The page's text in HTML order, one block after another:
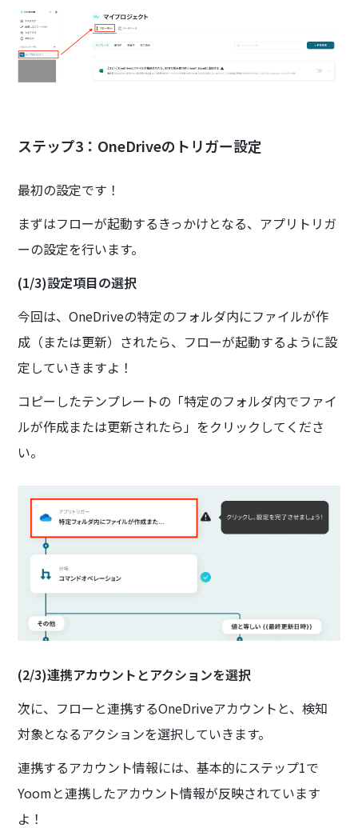
ステップ3：OneDriveのトリガー設定
最初の設定です！
まずはフローが起動するきっかけとなる、アプリトリガ
ーの設定を行います。
(1/3)設定項目の選択
今回は、OneDriveの特定のフォルダ内にファイルが作
成（または更新）されたら、フローが起動するように設
定していきますよ！
コピーしたテンプレートの「特定のフォルダ内でファイ
ルが作成または更新されたら」をクリックしてくださ
い。
(2/3)連携アカウントとアクションを選択
次に、フローと連携するOneDriveアカウントと、検知
対象となるアクションを選択していきます。
連携するアカウント情報には、基本的にステップ1で
Yoomと連携したアカウント情報が反映されています
よ！